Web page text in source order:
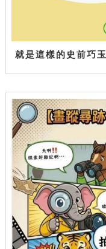
就是這樣的史前巧玉